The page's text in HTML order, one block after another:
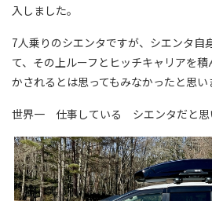
入しました。
7人乗りのシエンタですが、シエンタ自
て、その上ルーフとヒッチキャリアを
かされるとは思ってもみなかったと思い
世界一 仕事している シエンタだと思